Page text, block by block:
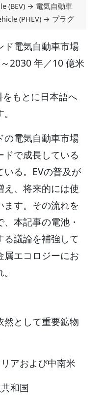
→ 電気自動車
(PHEV) → プラグ
ド電気自動車市場
2030 年／10 億米
もとに日本語へ
の電気自動車市場
ドで成長している
る。EVの普及が
え、将来的には使
ます。その流れを
本記事の電池・
る議論を補強して
属エコロジーにお
然として重要鉱物
アおよび中南米
和国